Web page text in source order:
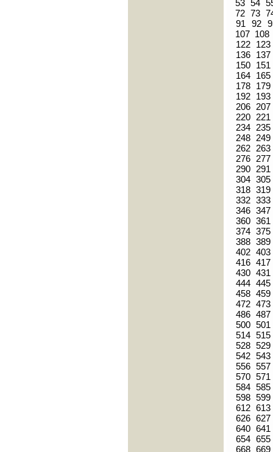
53 54
72 73
91
92
107 108
122
123
136
137
150
151
164
165
178
179
192
193
206 207
220
221
234
235
248
249
262
263
276
277
290
291
304 305
318 319
332 333
346 347
360 361
374 375
388 389
402 403
416 417
430 431
444 445
458 459
472 473
486 487
500 501
514 515
528 529
542 543
556 557
570 571
584 585
598 599
612 613
626 627
640 641
654 655
668 669